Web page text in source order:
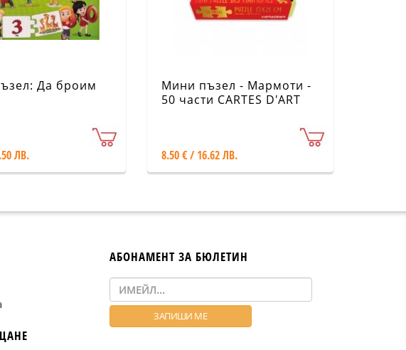
Да броим
ЛВ.
Мини пъзел - Мармоти -
50 части CARTES D'ART
8.50 € / 16.62 ЛВ.
АБОНАМЕНТ ЗА БЮЛЕТИН